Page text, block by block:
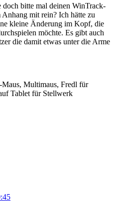
doch bitte mal deinen WinTrack-
mit rein? Ich hätte zu
kleine Änderung im Kopf, die
möchte. Es gibt auch
die damit etwas unter die Arme
Multimaus, Fredl für
Tablet für Stellwerk